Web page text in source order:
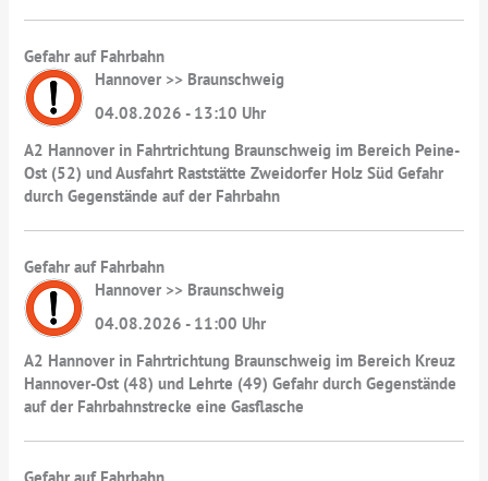
Gefahr auf Fahrbahn
Hannover >> Braunschweig
04.08.2026 - 13:10 Uhr
A2 Hannover in Fahrtrichtung Braunschweig im Bereich Peine-
Ost (52) und Ausfahrt Raststätte Zweidorfer Holz Süd Gefahr
durch Gegenstände auf der Fahrbahn
Gefahr auf Fahrbahn
Hannover >> Braunschweig
04.08.2026 - 11:00 Uhr
A2 Hannover in Fahrtrichtung Braunschweig im Bereich Kreuz
Hannover-Ost (48) und Lehrte (49) Gefahr durch Gegenstände
auf der Fahrbahnstrecke eine Gasflasche
Gefahr auf Fahrbahn